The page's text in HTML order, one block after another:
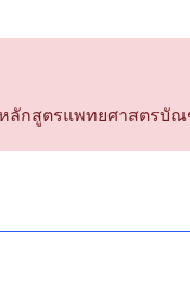
ลักสูตรแพทยศาสตรบั